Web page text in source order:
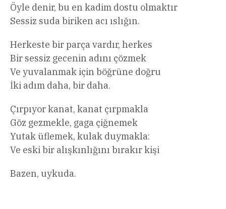
Öyle denir, bu en kadim dostu olmaktır
Sessiz suda biriken acı ıslığın.
Herkeste bir parça vardır, herkes
Bir sessiz gecenin adını çözmek
Ve yuvalanmak için böğrüne doğru
İki adım daha, bir daha.
Çırpıyor kanat, kanat çırpmakla
Göz gezmekle, gaga çiğnemek
Yutak üflemek, kulak duymakla:
Ve eski bir alışkınlığını bırakır kişi
Bazen, uykuda.